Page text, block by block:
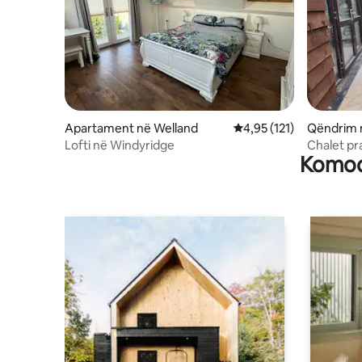
Apartament në Welland Vlerësimi mesatar
4,95 (121)
Lofti në Windyridge
Qëndrim
Welland
Chalet